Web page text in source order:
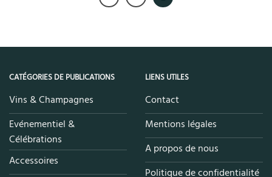
CATÉGORIES DE PUBLICATIONS
Vins & Champagnes
Evénementiel &
Célébrations
Accessoires
LIENS UTILES
Contact
Mentions légales
A propos de nous
Politique de confidentialité